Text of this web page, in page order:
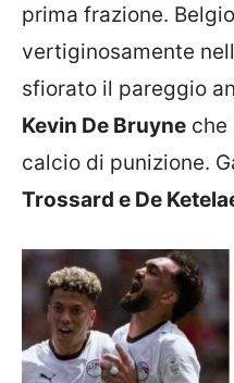
prima frazione.
vertiginosamente
sfiorato il pareggio
Kevin De Bruyne che
calcio di punizione.
Trossard e De